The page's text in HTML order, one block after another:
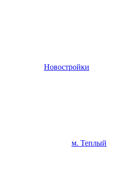
Новостройки
м. Теплый